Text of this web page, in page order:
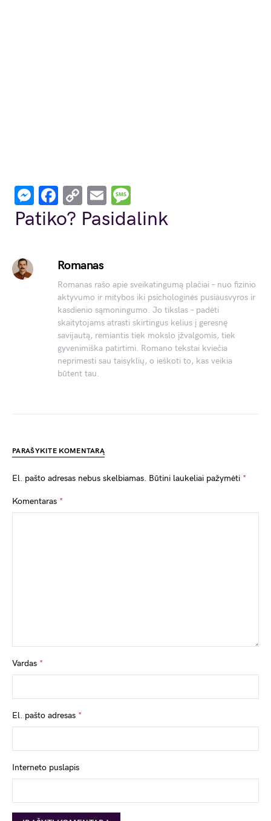
Messenger
Facebook
Copy
Link
Email
Patiko? Pasidalink
Romanas
Romanas rašo apie sveikatingumą plačiai – nuo fizinio
aktyvumo ir mitybos iki psichologinės pusiausvyros ir
kasdienio sąmoningumo. Jo tikslas – padėti
skaitytojams atrasti skirtingus kelius į geresnę
savijautą, remiantis tiek mokslo įžvalgomis, tiek
gyvenimiška patirtimi. Romano tekstai kviečia
neprimesti sau taisyklių, o ieškoti to, kas veikia
būtent tau.
PARAŠYKITE KOMENTARĄ
El. pašto adresas nebus skelbiamas. Būtini laukeliai pažymėti *
Komentaras *
Vardas *
El. pašto adresas *
Interneto puslapis